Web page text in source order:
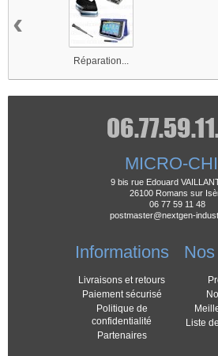
Réparation...
‹
MICRO-
9 bis rue Edouard
26100 Romans sur
06 77 59 11 48
postmaster@nextgen-
Informations
Livraisons et retours
Paiement sécurisé
Politique de
confidentialité
Partenaires
Liste